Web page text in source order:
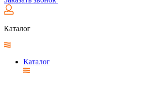
Каталог
Каталог